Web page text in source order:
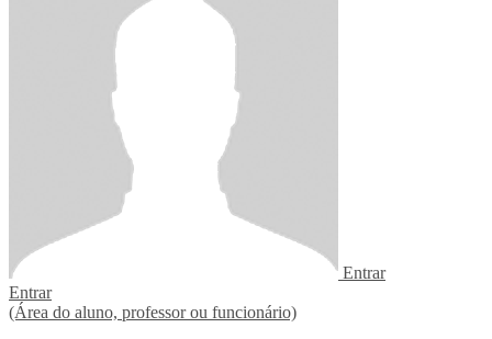
Entrar
Entrar
(Área do aluno, professor ou funcionário)